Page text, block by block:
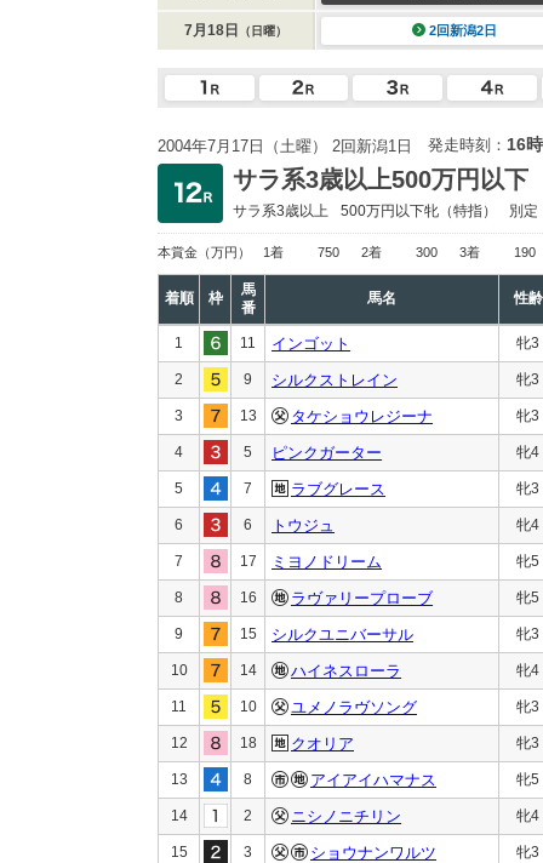
7月18日 （日曜） 2回新潟2日
2004年7月17日（土曜） 2回新潟1日 発走時刻： 16
サラ系3歳以上500万円以下
サラ系3歳以上 500万円以下牝（特指） 別定
本賞金 （万円） 1着 750 2着 300 3着 190
着順 枠
馬
番
馬名 性齢
1 11 インゴット 牝3
2 9 シルクストレイン 牝3
3 13 タケショウレジーナ 牝3
4 5 ピンクガーター 牝4
5 7 ラブグレース 牝3
6 6 トウジュ 牝4
7 17 ミヨノドリーム 牝5
8 16 ラヴァリープローブ 牝5
9 15 シルクユニバーサル 牝3
10 14 ハイネスローラ 牝4
11 10 ユメノラヴソング 牝3
12 18 クオリア 牝3
13 8 アイアイハマナス 牝5
14 2 ニシノニチリン 牝4
15 3 ショウナンワルツ 牝3